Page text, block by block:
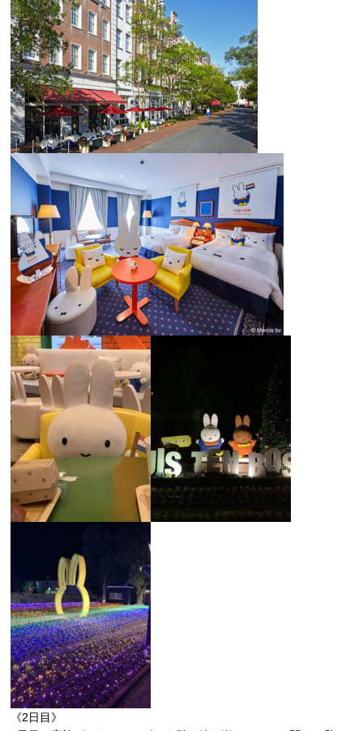
《2日目》